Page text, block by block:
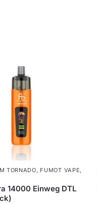
TORNADO, FUMOT VAPE,
14000 Einweg DTL